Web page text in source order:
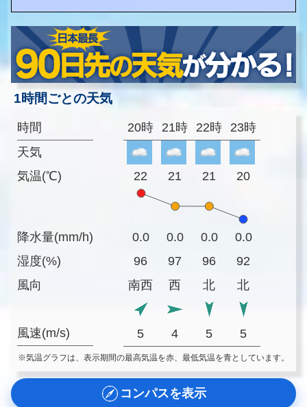
1時間ごとの天気
時間
天気
気温(℃)
降水量(mm/h)
湿度(%)
風向
風速(m/s)
20時 21時 22時 23時
22 21 21 20
0.0 0.0 0.0
0.0
96
97 96
92
南西
西 北 北
5 4 5 5
※気温グラフは、表示期間の最高気温を赤、最低気温を青としています。
コンパスを表示